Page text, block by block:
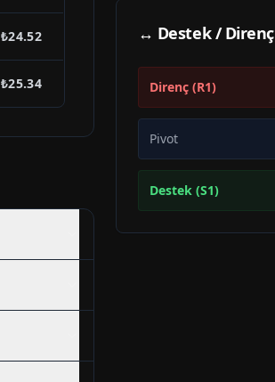
₺24.52
₺25.34
↔ Destek / Direnç
Direnç (R1)
Pivot
Destek (S1)